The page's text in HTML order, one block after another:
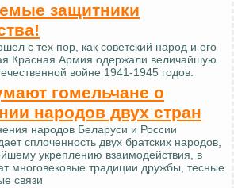
защитники
с тех пор, как советский народ и его
Красная Армия одержали величайшую
войне 1941-1945 годов.
гомельчане о
народов двух стран
народов Беларуси и России
сплоченность двух братских народов,
укреплению взаимодействия, в
многовековые традиции дружбы, тесные
связи